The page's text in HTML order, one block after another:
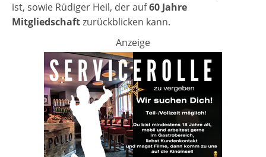
ist, sowie Rüdiger Heil, der auf60 Jahre
Mitgliedschaftzurückblicken kann.
Anzeige